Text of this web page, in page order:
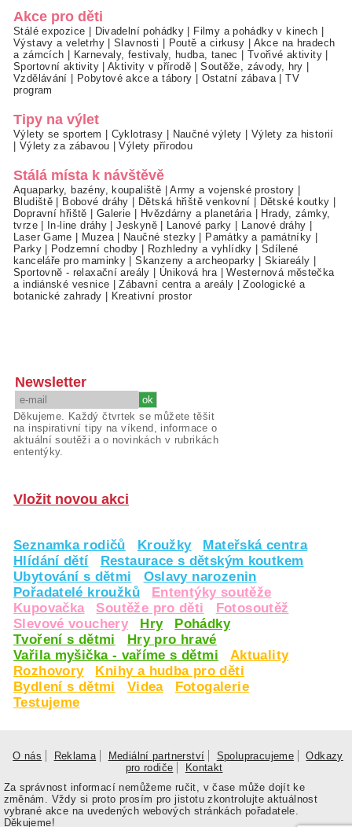
Akce pro děti
Stálé expozice Divadelní pohádky Filmy a pohádky v kinech
Výstavy a veletrhy|Slavnosti Poutě a cirkusy
Akce na hradech
a zámcích
Karnevaly, festivaly, hudba, tanec Tvořivé aktivity
Sportovní aktivity|Aktivity v přírodě |Soutěže, závody, hry
Vzdělávání
Pobytové akce a tábory Ostatní zábava |TV
program
Tipy na výlet
Výlety se sportem Cyklotrasy Naučné výlety
Výlety za historií
Výlety za zábavou |Výlety přírodou
Stálá místa k návštěvě
Aquaparky, bazény, koupaliště |Army a vojenské prostory
Bludiště
Bobové dráhy Dětská hřiště venkovní Dětské koutky
Dopravní hřiště
Galerie Hvězdárny a planetária
Hrady, zámky,
tvrze| In-line dráhy |Jeskyně| Lanové parky Lanové dráhy
Laser Game
Muzea| Naučné stezky Památky a památníky
Parky| Podzemní chodby Rozhledny a vyhlídky
Sdílené
kanceláře pro maminky |Skanzeny a archeoparky Skiareály
Sportovně - relaxační areály
Úniková hra |Westernová městečka
a indiánské vesnice |Zábavní centra a areály |Zoologické a
botanické zahrady
Kreativní prostor
Newsletter
Děkujeme. Každý čtvrtek se můžete těšit
na inspirativní tipy na víkend, informace o
aktuální soutěži a o novinkách v rubrikách
ententýky.
Vložit novou akci
Seznamka rodičů Kroužky
Mateřská centra
Hlídání dětí
Restaurace s dětským koutkem
Ubytování s dětmi
Oslavy narozenin
Pořadatelé kroužků
Ententýky soutěže
Kupovačka
Soutěže pro děti
Fotosoutěž
Slevové vouchery
Hry
Pohádky
Tvoření s dětmi
Hry pro hravé
Vařila myšička - vaříme s dětmi
Aktuality
Rozhovory
Knihy a hudba pro děti
Bydlení s dětmi
Videa
Fotogalerie
Testujeme
O nás Reklama Mediální partnerství Spolupracujeme
Odkazy
pro rodiče
Kontakt
Za správnost informací nemůžeme ručit, v čase může dojít ke
změnám. Vždy si proto prosím pro jistotu zkontrolujte aktuálnost
vybrané akce na uvedených webových stránkách pořadatele.
Děkujeme!